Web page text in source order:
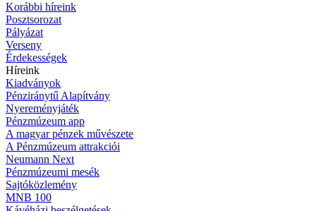
Korábbi híreink
Posztsorozat
Pályázat
Verseny
Érdekességek
Híreink
Kiadványok
Pénziránytű Alapítvány
Nyereményjáték
Pénzmúzeum app
A magyar pénzek művészete
A Pénzmúzeum attrakciói
Neumann Next
Pénzmúzeumi mesék
Sajtóközlemény
MNB 100